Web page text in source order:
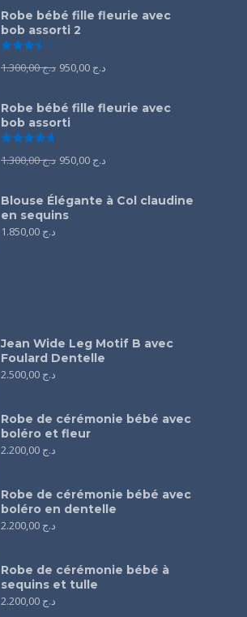
Robe bébé fille fleurie avec
bob assorti 2
د.ج1.300,00 د.ج
Robe bébé fille fleurie avec
bob assorti
د.ج1.300,00 د.ج
Blouse Élégante à Col claudine
en sequins
د.ج
Jean Wide Leg Motif B avec
Foulard Dentelle
د.ج
Robe de cérémonie bébé avec
boléro et fleur
د.ج
Robe de cérémonie bébé avec
boléro en dentelle
د.ج
Robe de cérémonie bébé à
sequins et tulle
د.ج